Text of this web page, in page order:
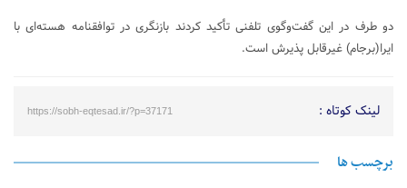
دو طرف در این گفت‌وگوی تلفنی تأکید کردند بازنگری در توافقنامه هسته‌ای با
ایرا(برجام) غیرقابل پذیرش است.
لینک کوتاه : https://sobh-eqtesad.ir/?p=37171
برچسب ها